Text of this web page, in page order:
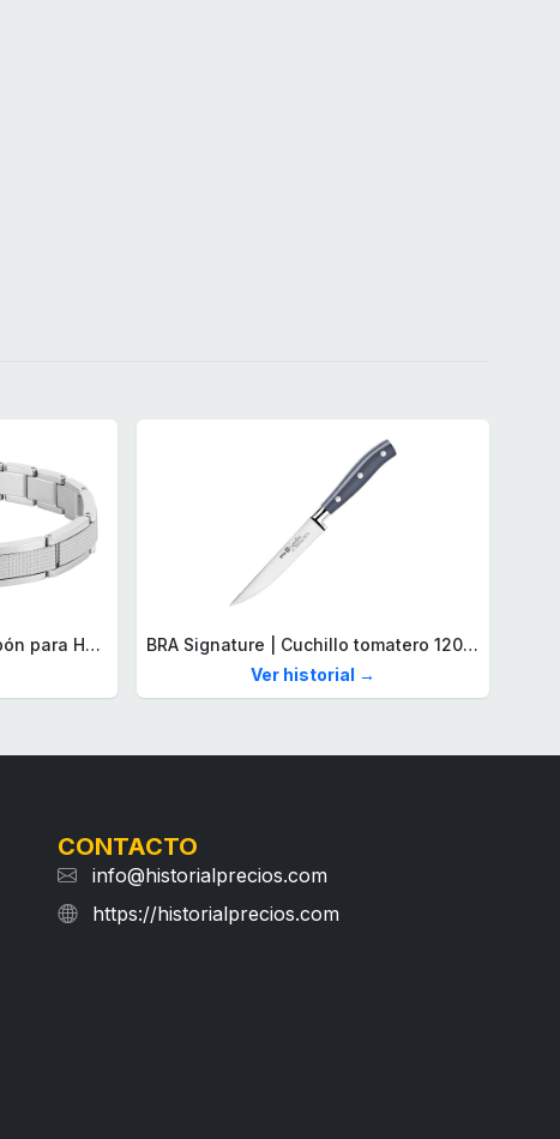
Lacoste Brazalete de eslabón para Hombre Colección STENCIL de Acero inoxidable
BRA Signature | Cuchillo tomatero 120 mm, Acero Inoxidable alemán forjado con Molibdeno Vanadio, Mango Remachado ABS, Diseño Ergonómico, Hoja 1,6 mm espesor
Ver historial →
CONTACTO
info@historialprecios.com
https://historialprecios.com